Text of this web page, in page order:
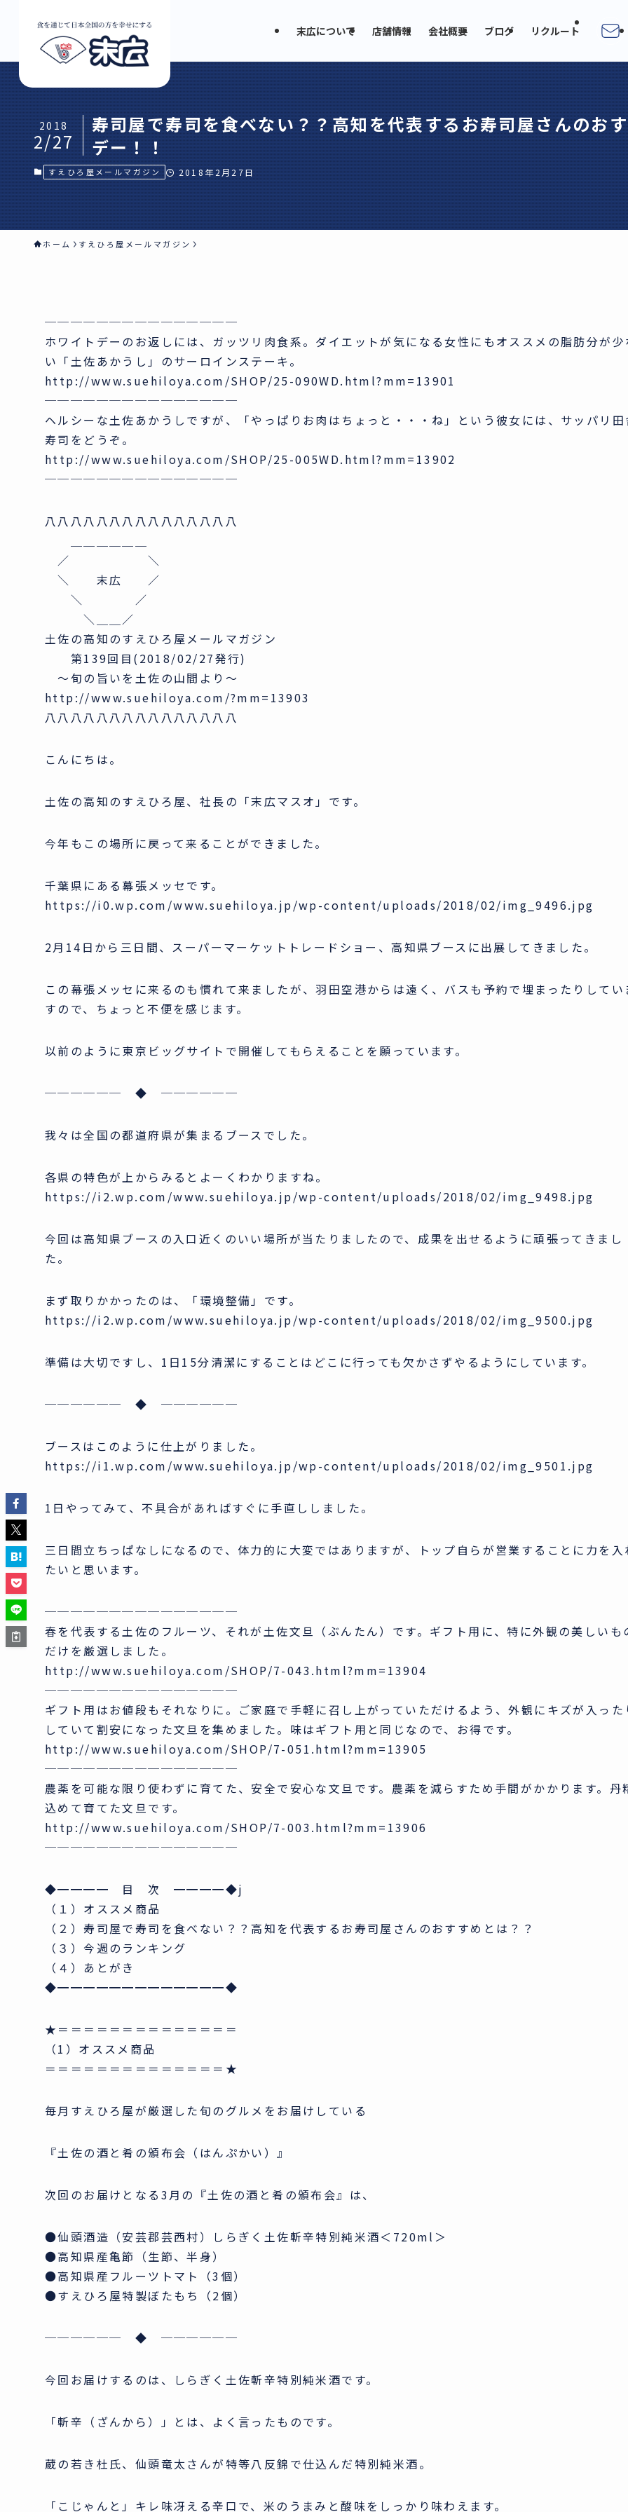
末広について 店舗情報 会社概要 ブログ リクルート
寿司屋で寿司を食べない？？高知を代表するお寿司屋さんのお
デー！！
2018
2/27
すえひろ屋メールマガジン 2018年2月27日
ホーム すえひろ屋メールマガジン
───────────────
ホワイトデーのお返しには、ガッツリ肉食系。ダイエットが気になる女性にもオススメの脂肪分が
い「土佐あかうし」のサーロインステーキ。
http://www.suehiloya.com/SHOP/25-090WD.html?mm=13901
───────────────
ヘルシーな土佐あかうしですが、「やっぱりお肉はちょっと・・・ね」という彼女には、サッパリ
寿司をどうぞ。
http://www.suehiloya.com/SHOP/25-005WD.html?mm=13902
───────────────
八八八八八八八八八八八八八八八
／ ＼
＼ 末広 ／
＼ ／
＼＿＿／
土佐の高知のすえひろ屋メールマガジン
第139回目(2018/02/27発行)
～旬の旨いを土佐の山間より～
http://www.suehiloya.com/?mm=13903
八八八八八八八八八八八八八八八
こんにちは。
土佐の高知のすえひろ屋、社長の「末広マスオ」です。
今年もこの場所に戻って来ることができました。
千葉県にある幕張メッセです。
https://i0.wp.com/www.suehiloya.jp/wp-content/uploads/2018/02/img_9496.jpg
2月14日から三日間、スーパーマーケットトレードショー、高知県ブースに出展してきました。
この幕張メッセに来るのも慣れて来ましたが、羽田空港からは遠く、バスも予約で埋まったりしてい
すので、ちょっと不便を感じます。
以前のように東京ビッグサイトで開催してもらえることを願っています。
────── ◆ ──────
我々は全国の都道府県が集まるブースでした。
各県の特色が上からみるとよーくわかりますね。
https://i2.wp.com/www.suehiloya.jp/wp-content/uploads/2018/02/img_9498.jpg
今回は高知県ブースの入口近くのいい場所が当たりましたので、成果を出せるように頑張ってきまし
た。
まず取りかかったのは、「環境整備」です。
https://i2.wp.com/www.suehiloya.jp/wp-content/uploads/2018/02/img_9500.jpg
準備は大切ですし、1日15分清潔にすることはどこに行っても欠かさずやるようにしています。
────── ◆ ──────
ブースはこのように仕上がりました。
https://i1.wp.com/www.suehiloya.jp/wp-content/uploads/2018/02/img_9501.jpg
1日やってみて、不具合があればすぐに手直ししました。
三日間立ちっぱなしになるので、体力的に大変ではありますが、トップ自らが営業することに力を入
たいと思います。
───────────────
春を代表する土佐のフルーツ、それが土佐文旦（ぶんたん）です。ギフト用に、特に外観の美しいも
だけを厳選しました。
http://www.suehiloya.com/SHOP/7-043.html?mm=13904
───────────────
ギフト用はお値段もそれなりに。ご家庭で手軽に召し上がっていただけるよう、外観にキズが入った
していて割安になった文旦を集めました。味はギフト用と同じなので、お得です。
http://www.suehiloya.com/SHOP/7-051.html?mm=13905
───────────────
農薬を可能な限り使わずに育てた、安全で安心な文旦です。農薬を減らすため手間がかかります。丹
込めて育てた文旦です。
http://www.suehiloya.com/SHOP/7-003.html?mm=13906
───────────────
◆━━━━ 目 次 ━━━━◆j
（１）オススメ商品
（２）寿司屋で寿司を食べない？？高知を代表するお寿司屋さんのおすすめとは？？
（３）今週のランキング
（４）あとがき
◆━━━━━━━━━━━━━◆
★＝＝＝＝＝＝＝＝＝＝＝＝＝＝
（1）オススメ商品
＝＝＝＝＝＝＝＝＝＝＝＝＝＝★
毎月すえひろ屋が厳選した旬のグルメをお届けしている
『土佐の酒と肴の頒布会（はんぷかい）』
次回のお届けとなる3月の『土佐の酒と肴の頒布会』は、
●仙頭酒造（安芸郡芸西村）しらぎく土佐斬辛特別純米酒＜720ml＞
●高知県産亀節（生節、半身）
●高知県産フルーツトマト（3個）
●すえひろ屋特製ぼたもち（2個）
────── ◆ ──────
今回お届けするのは、しらぎく土佐斬辛特別純米酒です。
「斬辛（ざんから）」とは、よく言ったものです。
蔵の若き杜氏、仙頭竜太さんが特等八反錦で仕込んだ特別純米酒。
「こじゃんと」キレ味冴える辛口で、米のうまみと酸味をしっかり味わえます。